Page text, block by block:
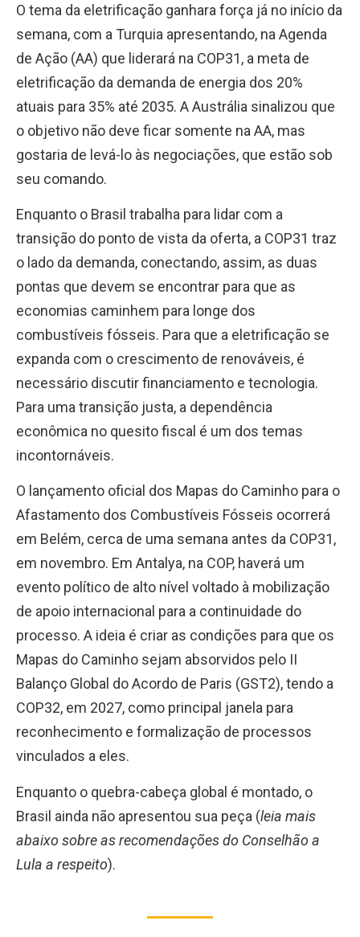
O tema da eletrificação ganhara força já no início da
semana, com a Turquia apresentando, na Agenda
de Ação (AA) que liderará na COP31, a meta de
eletrificação da demanda de energia dos 20%
atuais para 35% até 2035. A Austrália sinalizou que
o objetivo não deve ficar somente na AA, mas
gostaria de levá-lo às negociações, que estão sob
seu comando.
Enquanto o Brasil trabalha para lidar com a
transição do ponto de vista da oferta, a COP31 traz
o lado da demanda, conectando, assim, as duas
pontas que devem se encontrar para que as
economias caminhem para longe dos
combustíveis fósseis. Para que a eletrificação se
expanda com o crescimento de renováveis, é
necessário discutir financiamento e tecnologia.
Para uma transição justa, a dependência
econômica no quesito fiscal é um dos temas
incontornáveis.
O lançamento oficial dos Mapas do Caminho para o
Afastamento dos Combustíveis Fósseis ocorrerá
em Belém, cerca de uma semana antes da COP31,
em novembro. Em Antalya, na COP, haverá um
evento político de alto nível voltado à mobilização
de apoio internacional para a continuidade do
processo. A ideia é criar as condições para que os
Mapas do Caminho sejam absorvidos pelo II
Balanço Global do Acordo de Paris (GST2), tendo a
COP32, em 2027, como principal janela para
reconhecimento e formalização de processos
vinculados a eles.
Enquanto o quebra-cabeça global é montado, o
Brasil ainda não apresentou sua peça (leia mais
abaixo sobre as recomendações do Conselhão a
Lula a respeito).